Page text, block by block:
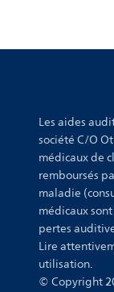
Les aides
société C/O
médicaux de
remboursés
maladie
médicaux
pertes
Lire
utilisation.
© Copyright